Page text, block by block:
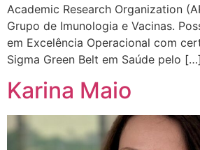
Academic Research Organization
Grupo de Imunologia e Vacinas.
em Excelência Operacional com
Sigma Green Belt em Saúde pelo […]
Karina Maio